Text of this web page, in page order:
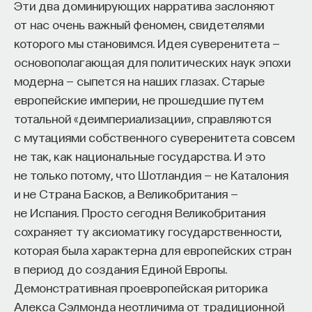
Эти два доминирующих нарратива заслоняют
от нас очень важный феномен, свидетелями
которого мы становимся. Идея суверенитета —
основополагающая для политических наук эпохи
модерна — сыпется на наших глазах. Старые
европейские империи, не прошедшие путем
тотальной «деимпериализации», справляются
с мутациями собственного суверенитета совсем
не так, как национальные государства. И это
не только потому, что Шотландия — не Каталония
и не Страна Басков, а Великобритания —
не Испания. Просто сегодня Великобритания
сохраняет ту аксиоматику государственности,
которая была характерна для европейских стран
в период до создания Единой Европы.
Демонстративная проевропейская риторика
Алекса Сэлмонда неотличима от традиционной
в исследовательской сфере — это ваш шанс
выйти на глобальный уровень. Помогите вместе
приблизить Четвёртую индустриальную
революцию и найти своё место в инновационном
будущем! ​
Заполните анкету и загрузите своё резюме,
чтобы стать участником программы:
https://postnauka.org/link/tal1125_blog1
11/24/2025
НАПИСАТЬ НАМ
мы видим чередование с нулем: «день — дня».
А в слове, например, «лес» или в слове «белый»
этот гласный ни в какой позиции не чередуется
с нулем звука. Связано это с тем, что этот
гласный в слове «лес» или «белый» был
по происхождению связан с гласным ѣ (ять). Если
объяснять детально, там была еще более
сложная ситуация. Мы ее сейчас не тронем,
мы посмотрим, как это выглядит на примере
диалектном. Вкратце, чтобы объяснить,
насколько непростая ситуация даже
в литературном языке, я вам привожу такой
пример.
О том, что гласный ѣ (ять), который мы утратили
с вами в литературном произношении, все-таки
имеет свои особые следы, есть еще примеры,